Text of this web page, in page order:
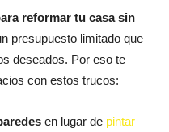
reformar tu casa sin
presupuesto limitado que
deseados. Por eso te
con estos trucos:
en lugar de pintar